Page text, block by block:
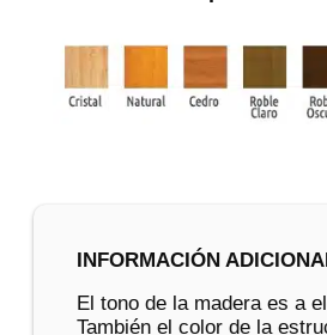
INFORMACIÓN
El tono de la madera es a
También el color de la